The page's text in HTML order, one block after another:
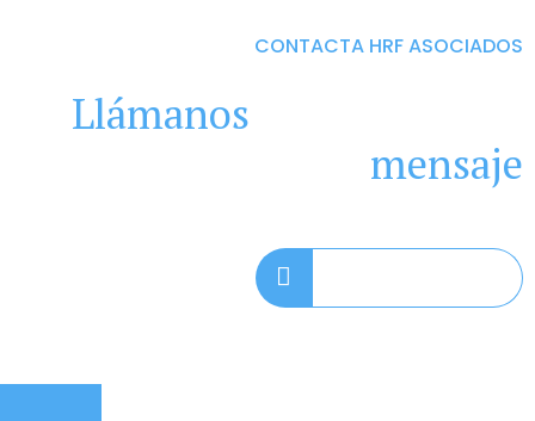
CONTACTA HRF ASOCIADOS
Llámanos
mensaje